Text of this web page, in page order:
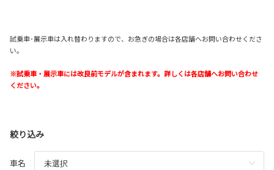
試乗車･展示車は入れ替わりますので、お急ぎの場合は各店舗へお問い合わせくださ
い。
※試乗車・展示車には改良前モデルが含まれます。詳しくは各店舗へお問い合わせ
ください。
絞り込み
車名